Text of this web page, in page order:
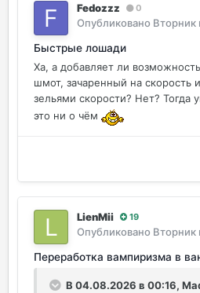
Fedozzz 0
Опубликовано Вторник
Быстрые лошади
Ха, а добавляет ли
шмот, зачаренный на скорость
зельями скорости? Нет? Тогда
это ни о чём
LienMii 19
Опубликовано Вторник
Переработка вампиризма в
В 04.08.2026 в 00:16,